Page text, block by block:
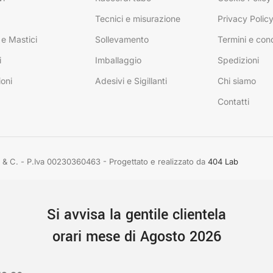
e Mastici
Tecnici e misurazione
Sollevamento
Imballaggio
Adesivi e Sigillanti
Privacy Policy
Termini e
Spedizioni
Chi siamo
Contatti
C. - P.Iva 00230360463 - Progettato e realizzato da 404 Lab
Si avvisa la gentile clientela
orari mese di Agosto 2026